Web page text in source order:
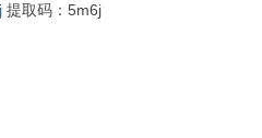
提取码：5m6j